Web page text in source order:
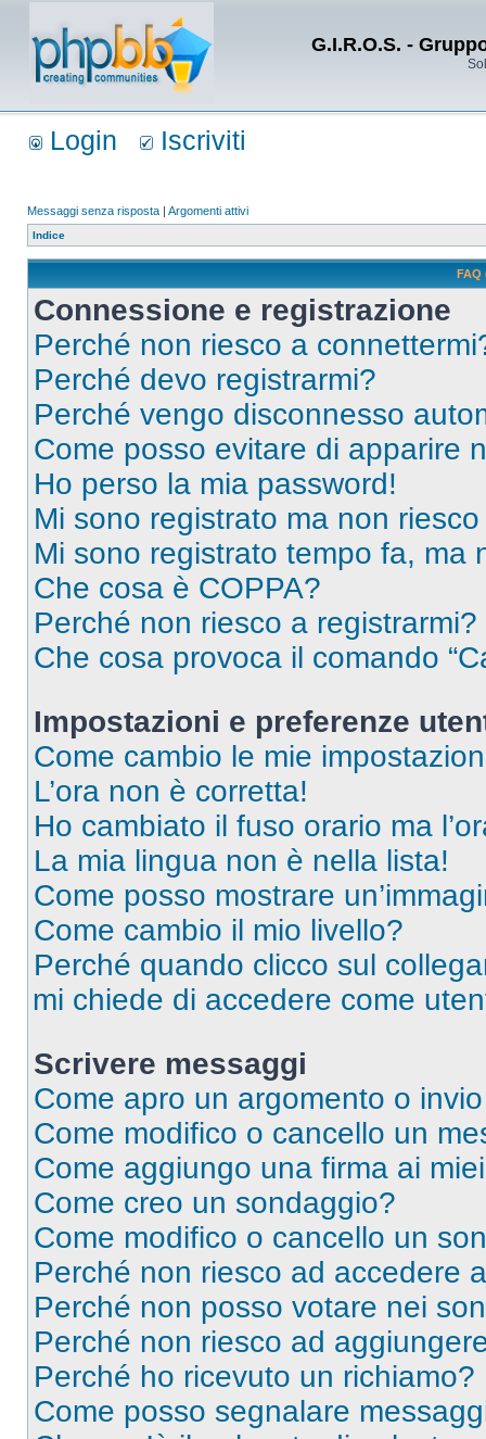
G.I.R.O.S. -
Login Iscriviti
Messaggi senza risposta | Argomenti attivi
Indice
FAQ
Connessione e registrazione
Perché non riesco a
Perché devo registrarmi?
Perché vengo disconnesso
Come posso evitare di apparire
Ho perso la mia password!
Mi sono registrato ma non
Mi sono registrato tempo fa, ma
Che cosa è COPPA?
Perché non riesco a registrarmi?
Che cosa provoca il comando
Impostazioni e preferenze
Come cambio le mie
L’ora non è corretta!
Ho cambiato il fuso orario ma
La mia lingua non è nella lista!
Come posso mostrare
Come cambio il mio livello?
Perché quando clicco sul
mi chiede di accedere come
Scrivere messaggi
Come apro un argomento o
Come modifico o cancello un
Come aggiungo una firma ai
Come creo un sondaggio?
Come modifico o cancello un
Perché non riesco ad accedere
Perché non posso votare nei
Perché non riesco ad
Perché ho ricevuto un richiamo?
Come posso segnalare